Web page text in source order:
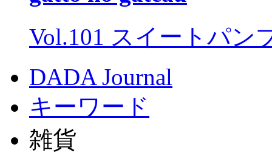
Vol.101 スイートパン
DADA Journal
キーワード
雑貨